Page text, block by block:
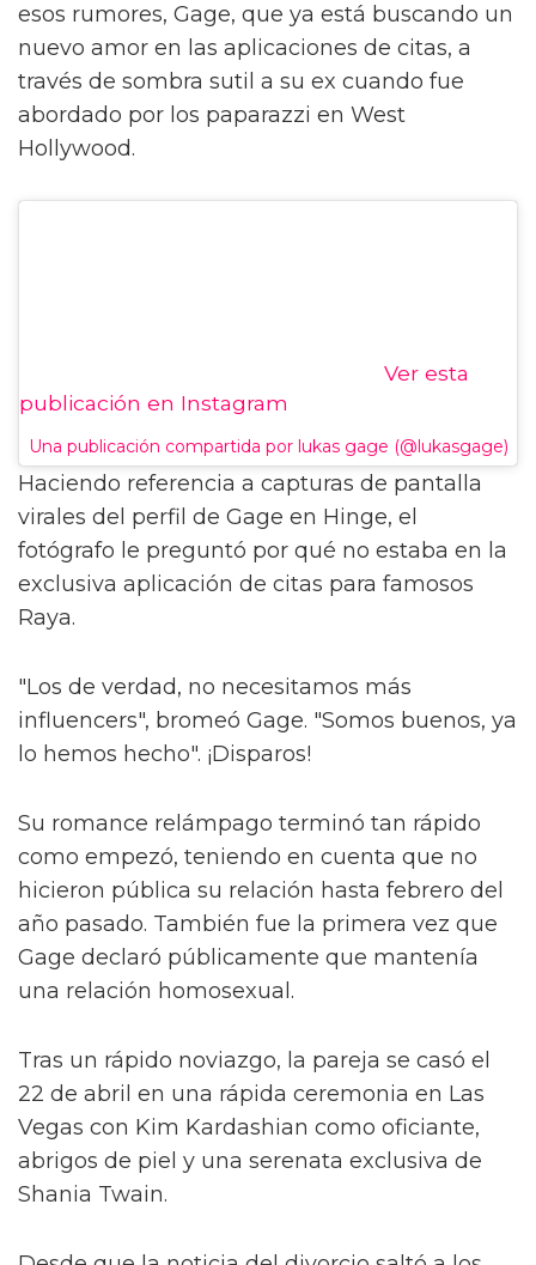
esos rumores, Gage, que ya está buscando un
nuevo amor en las aplicaciones de citas, a
través de sombra sutil a su ex cuando fue
abordado por los paparazzi en West
Hollywood.
Ver esta
publicación en Instagram
Una publicación compartida por lukas gage (@lukasgage)
Haciendo referencia a capturas de pantalla
virales del perfil de Gage en Hinge, el
fotógrafo le preguntó por qué no estaba en la
exclusiva aplicación de citas para famosos
Raya.
"Los de verdad, no necesitamos más
influencers", bromeó Gage. "Somos buenos, ya
lo hemos hecho". ¡Disparos!
Su romance relámpago terminó tan rápido
como empezó, teniendo en cuenta que no
hicieron pública su relación hasta febrero del
año pasado. También fue la primera vez que
Gage declaró públicamente que mantenía
una relación homosexual.
Tras un rápido noviazgo, la pareja se casó el
22 de abril en una rápida ceremonia en Las
Vegas con Kim Kardashian como oficiante,
abrigos de piel y una serenata exclusiva de
Shania Twain.